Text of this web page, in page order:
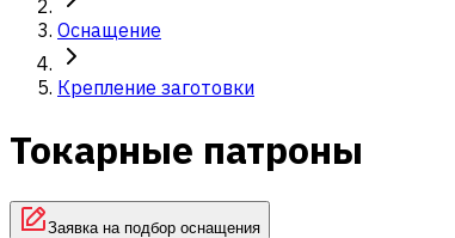
Оснащение
Крепление заготовки
Токарные патроны
Заявка на подбор оснащения